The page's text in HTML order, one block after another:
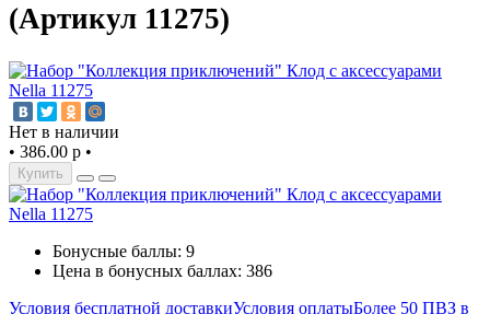
(Артикул 11275)
Нет в наличии
• 386.00 р •
Купить
Бонусные баллы: 9
Цена в бонусных баллах: 386
Условия бесплатной доставкиУсловия оплатыБолее 50 ПВЗ в